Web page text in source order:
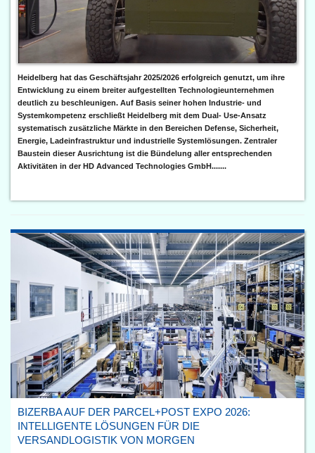
Heidelberg hat das Geschäftsjahr 2025/2026 erfolgreich genutzt, um ihre
Entwicklung zu einem breiter aufgestellten Technologieunternehmen
deutlich zu beschleunigen. Auf Basis seiner hohen Industrie- und
Systemkompetenz erschließt Heidelberg mit dem Dual- Use-Ansatz
systematisch zusätzliche Märkte in den Bereichen Defense, Sicherheit,
Energie, Ladeinfrastruktur und industrielle Systemlösungen. Zentraler
Baustein dieser Ausrichtung ist die Bündelung aller entsprechenden
Aktivitäten in der HD Advanced Technologies GmbH.......
BIZERBA AUF DER PARCEL+POST EXPO 2026:
INTELLIGENTE LÖSUNGEN FÜR DIE
VERSANDLOGISTIK VON MORGEN